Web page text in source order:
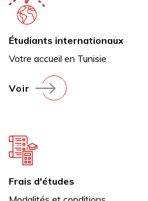
Étudiants internationaux
Votre accueil en Tunisie
Voir
Frais d'études